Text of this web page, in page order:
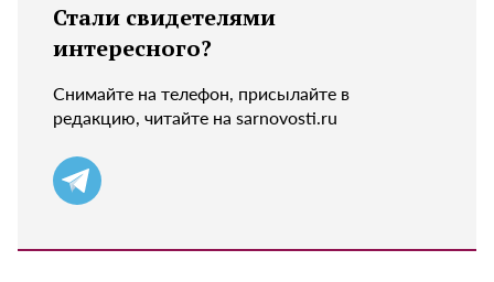
Стали свидетелями
интересного?
Снимайте на телефон, присылайте в
редакцию, читайте на sarnovosti.ru